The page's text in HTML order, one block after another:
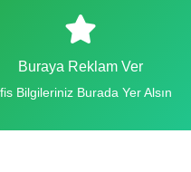
Buraya Reklam Ver
Bilgileriniz Burada Yer Alsın